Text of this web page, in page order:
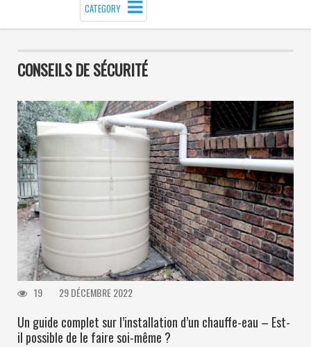
CATEGORY
CONSEILS DE SÉCURITÉ
19 29 DÉCEMBRE 2022
Un guide complet sur l’installation d’un chauffe-eau – Est-
il possible de le faire soi-même ?